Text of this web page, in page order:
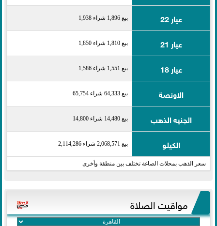
عيار 22 بيع 1,896 شراء 1,938
عيار 21 بيع 1,810 شراء 1,850
عيار 18 بيع 1,551 شراء 1,586
الاونصة بيع 64,333 شراء 65,754
الجنيه الذهب بيع 14,480 شراء 14,800
الكيلو بيع 2,068,571 شراء 2,114,286
سعر الذهب بمحلات الصاغة تختلف بين منطقة وأخرى
مواقيت الصلاة